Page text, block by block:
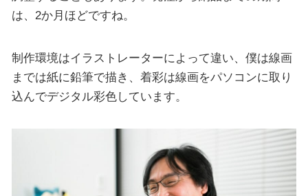
は、2か月ほどですね。
制作環境はイラストレーターによって違い、僕は線画
までは紙に鉛筆で描き、着彩は線画をパソコンに取り
込んでデジタル彩色しています。